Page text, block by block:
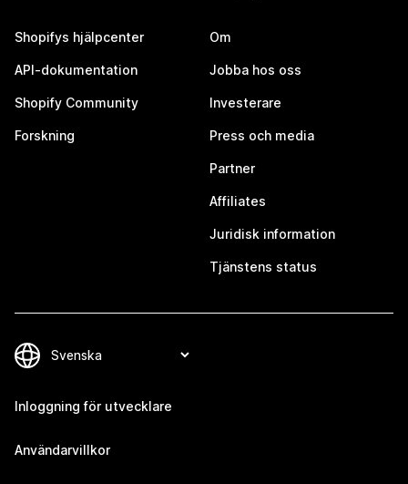
Shopifys hjälpcenter
API-dokumentation
Shopify Community
Forskning
Om
Jobba hos oss
Investerare
Press och media
Partner
Affiliates
Juridisk information
Tjänstens status
Inloggning för utvecklare
Användarvillkor